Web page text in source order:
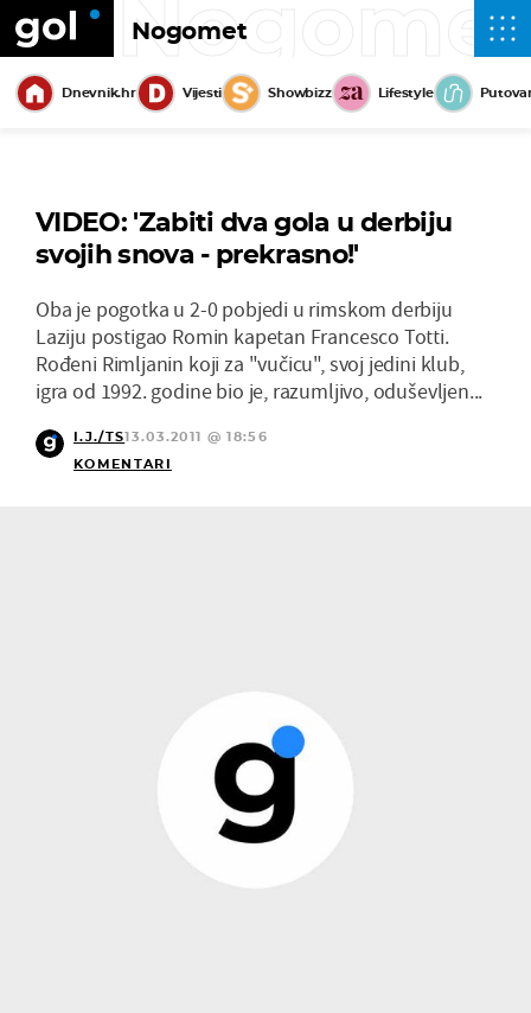
Nogomet
Dnevnik.hr Vijesti Showbizz Lifestyle
VIDEO: 'Zabiti dva gola u derbiju
svojih snova - prekrasno!'
Oba je pogotka u 2-0 pobjedi u rimskom derbiju
Laziju postigao Romin kapetan Francesco Totti.
Rođeni Rimljanin koji za "vučicu", svoj jedini klub,
igra od 1992. godine bio je, razumljivo, oduševljen...
I.J./TS13.03.2011 @ 18:56
KOMENTARI